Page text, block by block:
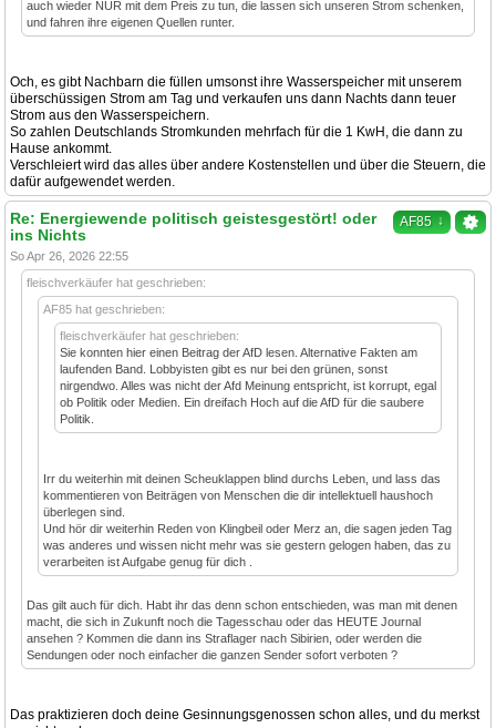
auch wieder NUR mit dem Preis zu tun, die lassen sich unseren Strom schenken,
und fahren ihre eigenen Quellen runter.
Och, es gibt Nachbarn die füllen umsonst ihre Wasserspeicher mit unserem
überschüssigen Strom am Tag und verkaufen uns dann Nachts dann teuer
Strom aus den Wasserspeichern.
So zahlen Deutschlands Stromkunden mehrfach für die 1 KwH, die dann zu
Hause ankommt.
Verschleiert wird das alles über andere Kostenstellen und über die Steuern, die
dafür aufgewendet werden.
AF85 ↓
Re: Energiewende politisch geistesgestört! oder
ins Nichts
So Apr 26, 2026 22:55
fleischverkäufer hat geschrieben:
AF85 hat geschrieben:
fleischverkäufer hat geschrieben:
Sie konnten hier einen Beitrag der AfD lesen. Alternative Fakten am
laufenden Band. Lobbyisten gibt es nur bei den grünen, sonst
nirgendwo. Alles was nicht der Afd Meinung entspricht, ist korrupt, egal
ob Politik oder Medien. Ein dreifach Hoch auf die AfD für die saubere
Politik.
Irr du weiterhin mit deinen Scheuklappen blind durchs Leben, und lass das
kommentieren von Beiträgen von Menschen die dir intellektuell haushoch
überlegen sind.
Und hör dir weiterhin Reden von Klingbeil oder Merz an, die sagen jeden Tag
was anderes und wissen nicht mehr was sie gestern gelogen haben, das zu
verarbeiten ist Aufgabe genug für dich .
Das gilt auch für dich. Habt ihr das denn schon entschieden, was man mit denen
macht, die sich in Zukunft noch die Tagesschau oder das HEUTE Journal
ansehen ? Kommen die dann ins Straflager nach Sibirien, oder werden die
Sendungen oder noch einfacher die ganzen Sender sofort verboten ?
Das praktizieren doch deine Gesinnungsgenossen schon alles, und du merkst